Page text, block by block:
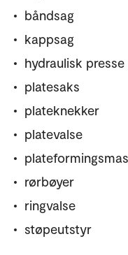
båndsag
kappsag
hydraulisk presse
platesaks
plateknekker
platevalse
rørbøyer
ringvalse
støpeutstyr